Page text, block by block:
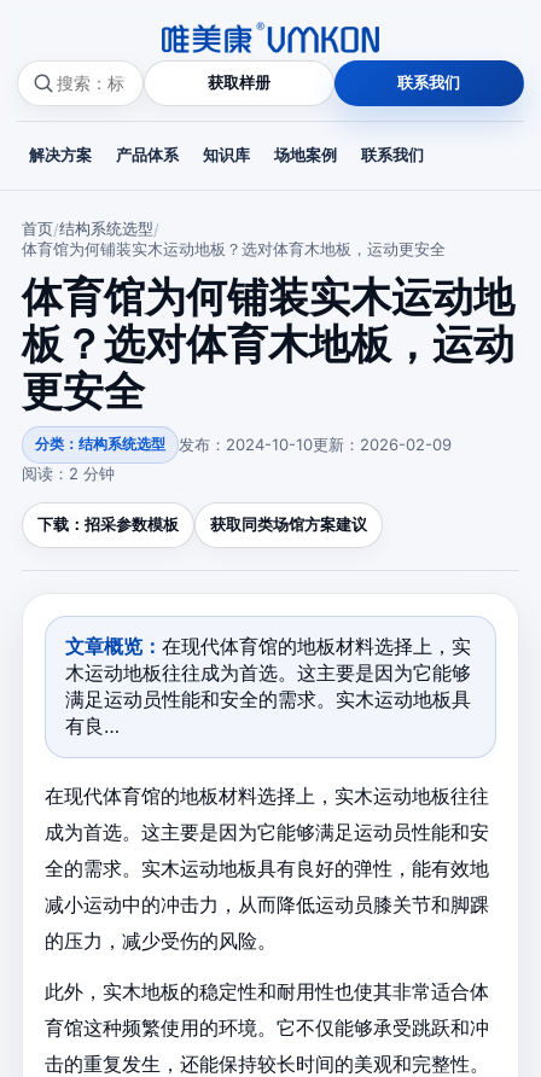
获取样册 联系我们
解决方案 产品体系 知识库 场地案例 联系我们
首页/结构系统选型/
体育馆为何铺装实木运动地板？选对体育木地板，运动更安全
体育馆为何铺装实木运动地
板？选对体育木地板，运动
更安全
分类：结构系统选型 发布：2024-10-10更新：2026-02-09
阅读：2 分钟
下载：招采参数模板 获取同类场馆方案建议
文章概览： 在现代体育馆的地板材料选择上，实
木运动地板往往成为首选。这主要是因为它能够
满足运动员性能和安全的需求。实木运动地板具
有良…
在现代体育馆的地板材料选择上，实木运动地板往往
成为首选。这主要是因为它能够满足运动员性能和安
全的需求。实木运动地板具有良好的弹性，能有效地
减小运动中的冲击力，从而降低运动员膝关节和脚踝
的压力，减少受伤的风险。
此外，实木地板的稳定性和耐用性也使其非常适合体
育馆这种频繁使用的环境。它不仅能够承受跳跃和冲
击的重复发生，还能保持较长时间的美观和完整性。